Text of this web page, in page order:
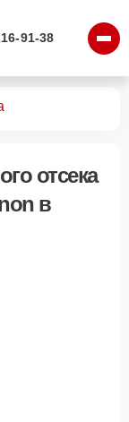
91-38
отсека
в